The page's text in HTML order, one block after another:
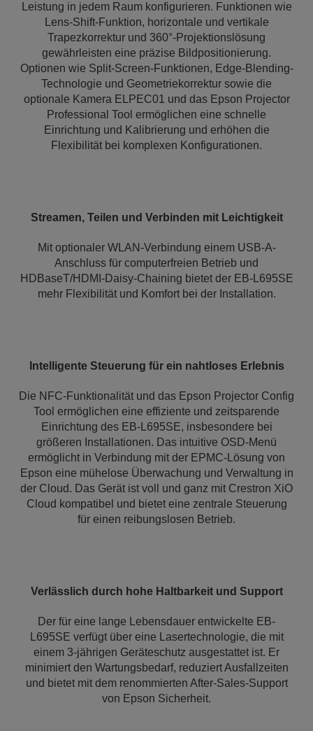
Leistung in jedem Raum konfigurieren. Funktionen wie
Lens-Shift-Funktion, horizontale und vertikale
Trapezkorrektur und 360°-Projektionslösung
gewährleisten eine präzise Bildpositionierung.
Optionen wie Split-Screen-Funktionen, Edge-Blending-
Technologie und Geometriekorrektur sowie die
optionale Kamera ELPEC01 und das Epson Projector
Professional Tool ermöglichen eine schnelle
Einrichtung und Kalibrierung und erhöhen die
Flexibilität bei komplexen Konfigurationen.
Streamen, Teilen und Verbinden mit Leichtigkeit
Mit optionaler WLAN-Verbindung einem USB-A-
Anschluss für computerfreien Betrieb und
HDBaseT/HDMI-Daisy-Chaining bietet der EB-L695SE
mehr Flexibilität und Komfort bei der Installation.
Intelligente Steuerung für ein nahtloses Erlebnis
Die NFC-Funktionalität und das Epson Projector Config
Tool ermöglichen eine effiziente und zeitsparende
Einrichtung des EB-L695SE, insbesondere bei
größeren Installationen. Das intuitive OSD-Menü
ermöglicht in Verbindung mit der EPMC-Lösung von
Epson eine mühelose Überwachung und Verwaltung in
der Cloud. Das Gerät ist voll und ganz mit Crestron XiO
Cloud kompatibel und bietet eine zentrale Steuerung
für einen reibungslosen Betrieb.
Verlässlich durch hohe Haltbarkeit und Support
Der für eine lange Lebensdauer entwickelte EB-
L695SE verfügt über eine Lasertechnologie, die mit
einem 3-jährigen Geräteschutz ausgestattet ist. Er
minimiert den Wartungsbedarf, reduziert Ausfallzeiten
und bietet mit dem renommierten After-Sales-Support
von Epson Sicherheit.